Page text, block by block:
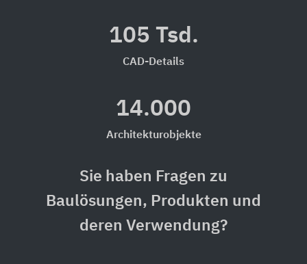
105 Tsd.
CAD-Details
14.000
Architekturobjekte
Sie haben Fragen zu
Baulösungen, Produkten und
deren Verwendung?